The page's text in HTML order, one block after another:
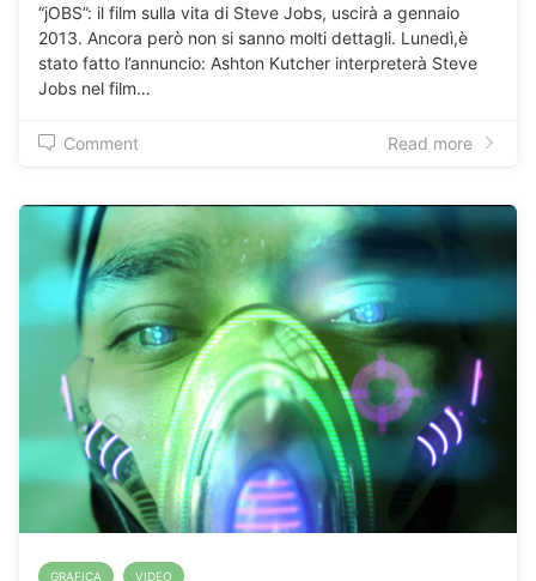
“jOBS”: il film sulla vita di Steve Jobs, uscirà a gennaio
2013. Ancora però non si sanno molti dettagli. Lunedì,è
stato fatto l’annuncio: Ashton Kutcher interpreterà Steve
Jobs nel film…
Comment Read more
GRAFICA VIDEO